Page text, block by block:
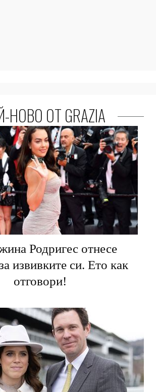
НОВО ОТ GRAZIA
Родригес отнесе
извивките си. Ето как
отговори!